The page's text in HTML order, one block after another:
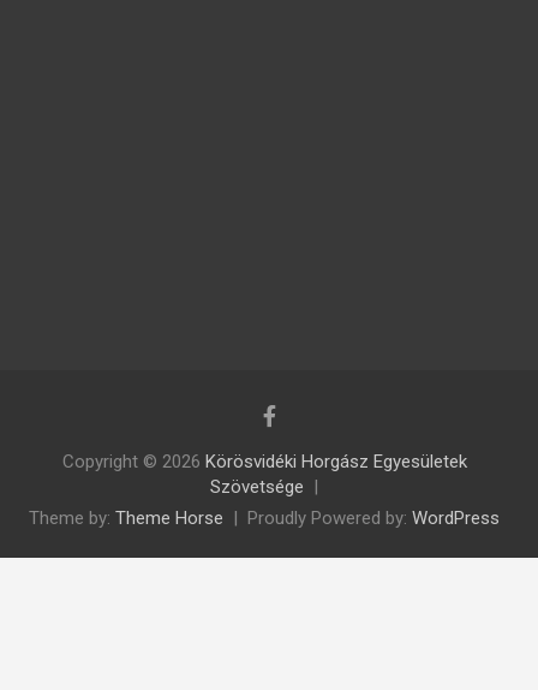
Copyright © 2026 Körösvidéki Horgász Egyesületek
Szövetsége
Theme by: Theme Horse Proudly Powered by: WordPress